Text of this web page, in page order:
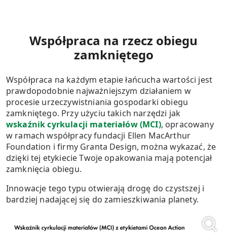
Współpraca na rzecz obiegu
zamkniętego
Współpraca na każdym etapie łańcucha wartości jest
prawdopodobnie najważniejszym działaniem w
procesie urzeczywistniania gospodarki obiegu
zamkniętego. Przy użyciu takich narzędzi jak
wskaźnik cyrkulacji materiałów (MCI), opracowany
w ramach współpracy fundacji Ellen MacArthur
Foundation i firmy Granta Design, można wykazać, że
dzięki tej etykiecie Twoje opakowania mają potencjał
zamknięcia obiegu.
Innowacje tego typu otwierają drogę do czystszej i
bardziej nadającej się do zamieszkiwania planety.